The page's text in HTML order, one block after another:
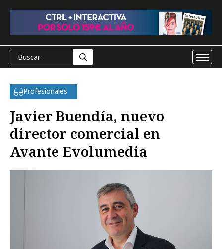
Profesionales
Javier Buendía, nuevo
director comercial en
Avante Evolumedia